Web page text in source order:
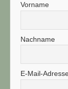
Vorname
Nachname
E-Mail-